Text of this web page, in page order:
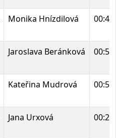
Monika Hnízdilová
Jaroslava Beránková
Kateřina Mudrová
Jana Urxová